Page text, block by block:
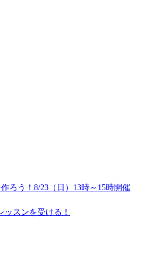
ろう！8/23（日）13時～15時開催
スンを受ける！